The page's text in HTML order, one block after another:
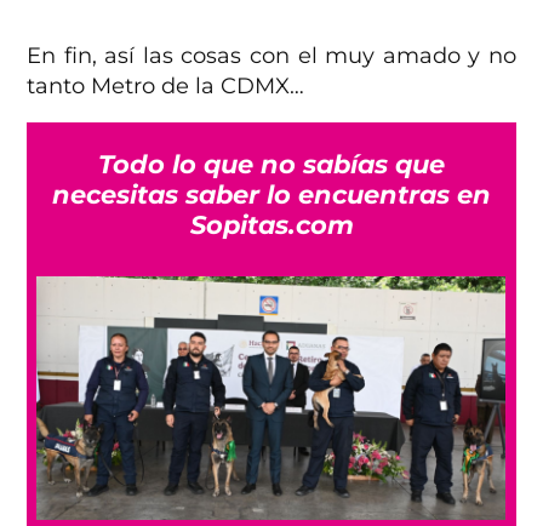
En fin, así las cosas con el muy amado y no
tanto Metro de la CDMX…
Todo lo que no sabías que
necesitas saber lo encuentras en
Sopitas.com